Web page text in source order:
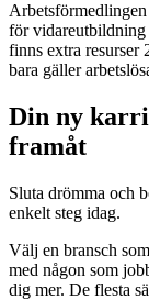
för
finns extra resurser
bara gäller
Din ny
framåt
Sluta drömma och
enkelt steg idag.
Välj en bransch
med någon som
dig mer. De flesta